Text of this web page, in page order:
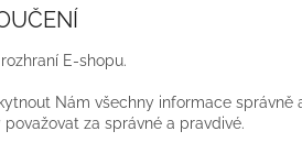
E-shopu.
Nám všechny informace
za správné a pravdivé.